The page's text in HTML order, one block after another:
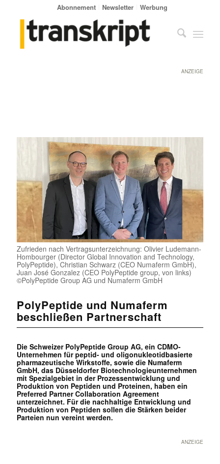
Abonnement Newsletter Werbung
ANZEIGE
Zufrieden nach Vertragsunterzeichnung: Olivier Ludemann-
Hombourger (Director Global Innovation and Technology,
PolyPeptide), Christian Schwarz (CEO Numaferm GmbH),
Juan José Gonzalez (CEO PolyPeptide group, von links)
©PolyPeptide Group AG und Numaferm GmbH
PolyPeptide und Numaferm
beschließen Partnerschaft
Die Schweizer PolyPeptide Group AG, ein CDMO-
Unternehmen für peptid- und oligonukleotidbasierte
pharmazeutische Wirkstoffe, sowie die Numaferm
GmbH, das Düsseldorfer Biotechnologieunternehmen
mit Spezialgebiet in der Prozessentwicklung und
Produktion von Peptiden und Proteinen, haben ein
Preferred Partner Collaboration Agreement
unterzeichnet. Für die nachhaltige Entwicklung und
Produktion von Peptiden sollen die Stärken beider
Parteien nun vereint werden.
ANZEIGE